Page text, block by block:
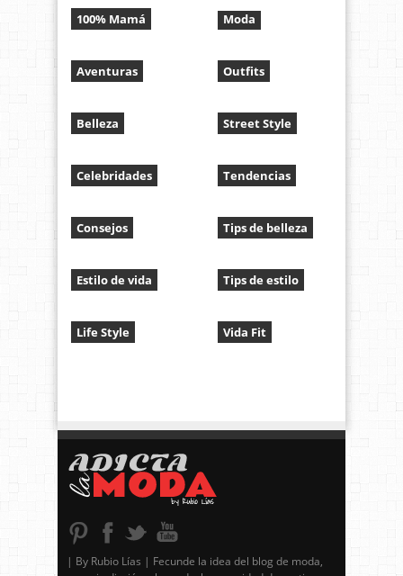
100% Mamá
Aventuras
Belleza
Celebridades
Consejos
Estilo de vida
Life Style
Moda
Outfits
Street Style
Tendencias
Tips de belleza
Tips de estilo
Vida Fit
| By Rubio Lías | Fecunde la idea del blog de moda,